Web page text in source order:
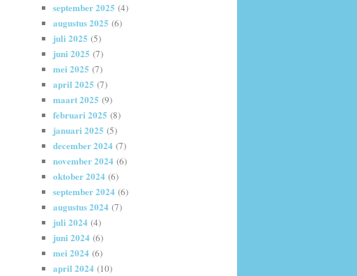
september 2025 (4)
augustus 2025 (6)
juli 2025 (5)
juni 2025 (7)
mei 2025 (7)
april 2025 (7)
maart 2025 (9)
februari 2025 (8)
januari 2025 (5)
december 2024 (7)
november 2024 (6)
oktober 2024 (6)
september 2024 (6)
augustus 2024 (7)
juli 2024 (4)
juni 2024 (6)
mei 2024 (6)
april 2024 (10)